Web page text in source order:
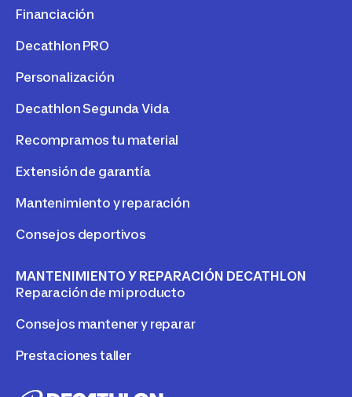
Financiación
Decathlon PRO
Personalización
Decathlon Segunda Vida
Recompramos tu material
Extensión de garantía
Mantenimiento y reparación
Consejos deportivos
MANTENIMIENTO Y REPARACIÓN DECATHLON
Reparación de mi producto
Consejos mantener y reparar
Prestaciones taller